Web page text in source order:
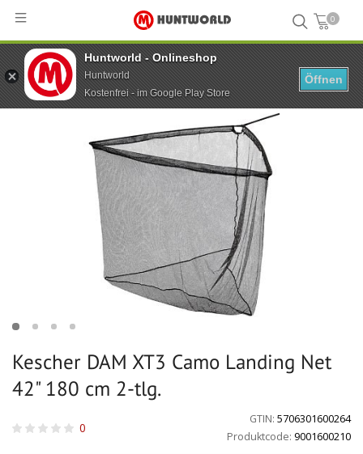
0
Hauptseite ... Kescher DAM XT3 Camo Landing Net 42" 180 cm 2-tlg.
Kescher DAM XT3 Camo Landing Net
42" 180 cm 2-tlg.
GTIN: 5706301600264
Produktcode: 9001600210
0
Huntworld - Onlineshop
Huntworld
Kostenfrei - im Google Play Store
Öffnen